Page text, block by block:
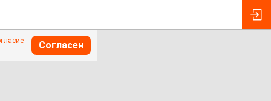
Согласен